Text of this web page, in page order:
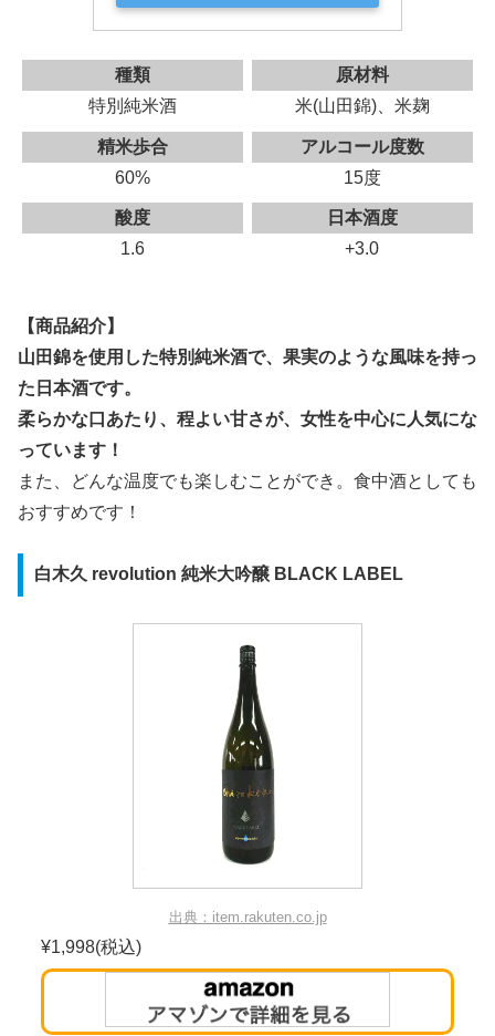
種類
特別純米酒
原材料
米(山田錦)、米麹
精米歩合
60%
アルコール度数
15度
酸度
1.6
日本酒度
+3.0
【商品紹介】
山田錦を使用した特別純米酒で、果実のような風味を持っ
た日本酒です。
柔らかな口あたり、程よい甘さが、女性を中心に人気にな
っています！
また、どんな温度でも楽しむことができ。食中酒としても
おすすめです！
白木久 revolution 純米大吟醸 BLACK LABEL
出典：item.rakuten.co.jp
¥1,998(税込)